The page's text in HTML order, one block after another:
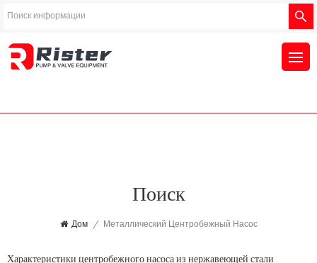
Поиск
Дом / Металлический Центробежный Насос
Характеристики центробежного насоса из нержавеющей стали